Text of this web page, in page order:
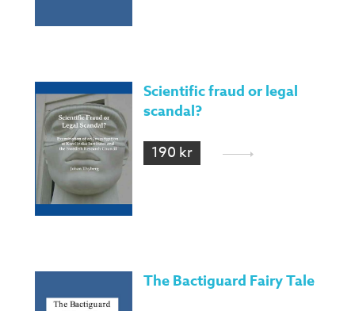
Scientific fraud or legal
scandal?
190 kr
The Bactiguard Fairy Tale